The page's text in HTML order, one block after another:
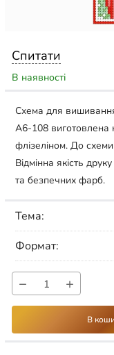
Спитати
В наявності
Схема для
А6-108 виготовлена
флізеліном. До
Відмінна якість
та безпечних фарб.
Тема:
Формат:
− +
В